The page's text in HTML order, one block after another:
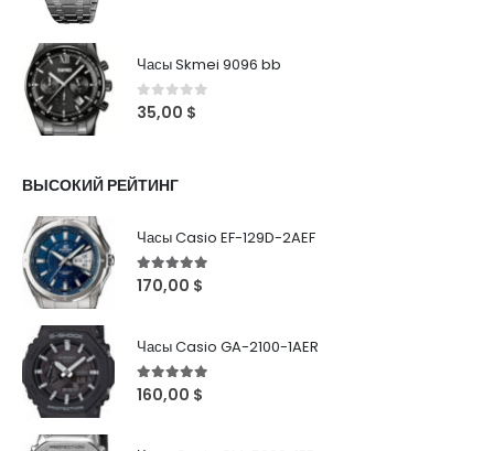
Часы Skmei 9096 bb
0out of 5
35,00 $
ВЫСОКИЙ РЕЙТИНГ
Часы Casio EF-129D-2AEF
5out of 5
170,00 $
Часы Casio GA-2100-1AER
5out of 5
160,00 $